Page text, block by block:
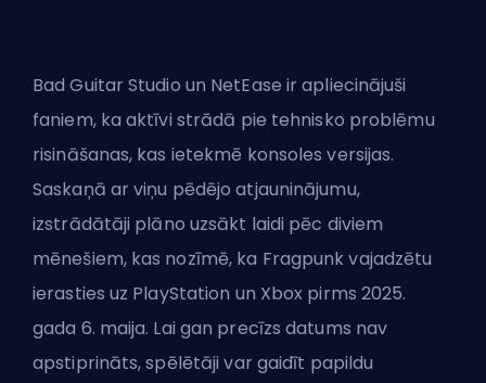
Bad Guitar Studio un NetEase ir apliecinājuši
faniem, ka aktīvi strādā pie tehnisko problēmu
risināšanas, kas ietekmē konsoles versijas.
Saskaņā ar viņu pēdējo atjauninājumu,
izstrādātāji plāno uzsākt laidi pēc diviem
mēnešiem, kas nozīmē, ka Fragpunk vajadzētu
ierasties uz PlayStation un Xbox pirms 2025.
gada 6. maija. Lai gan precīzs datums nav
apstiprināts, spēlētāji var gaidīt papildu